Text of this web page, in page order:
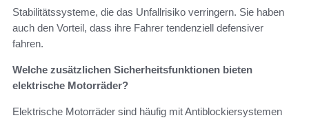
Stabilitätssysteme, die das Unfallrisiko verringern. Sie haben
auch den Vorteil, dass ihre Fahrer tendenziell defensiver
fahren.
Welche zusätzlichen Sicherheitsfunktionen bieten
elektrische Motorräder?
Elektrische Motorräder sind häufig mit Antiblockiersystemen